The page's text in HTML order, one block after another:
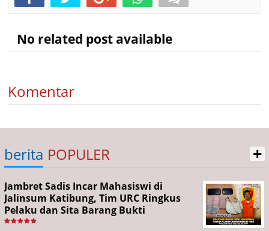
No related post available
Komentar
berita POPULER +
Jambret Sadis Incar Mahasiswi di
Jalinsum Katibung, Tim URC Ringkus
Pelaku dan Sita Barang Bukti